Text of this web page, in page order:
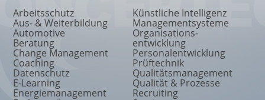
Arbeitsschutz
Aus- & Weiterbildung
Automotive
Beratung
Change Management
Coaching
Datenschutz
E-Learning
Energiemanagement
Künstliche Intelligenz
Managementsysteme
Organisations-
entwicklung
Personalentwicklung
Prüftechnik
Qualitätsmanagement
Qualität & Prozesse
Recruiting